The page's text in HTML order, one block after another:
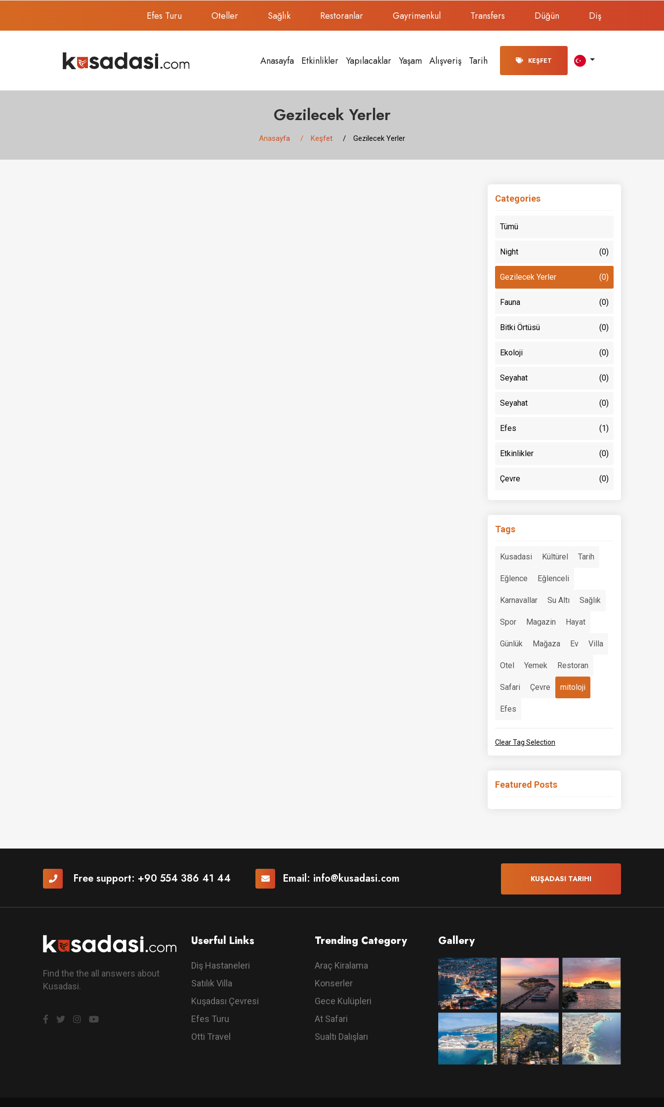
Efes Turu Oteller Sağlık Restoranlar Gayrimenkul Transfers Düğün Diş
Anasayfa Etkinlikler Yapılacaklar Yaşam Alışveriş Tarih KEŞFET
Gezilecek Yerler
Anasayfa Keşfet Gezilecek Yerler
Categories
Tümü
Night (0)
Gezilecek Yerler (0)
Fauna (0)
Bitki Örtüsü (0)
Ekoloji (0)
Seyahat (0)
Seyahat (0)
Efes (1)
Etkinlikler (0)
Çevre (0)
Tags
Kusadasi Kültürel Tarih
Eğlence Eğlenceli
Karnavallar Su Altı Sağlık
Spor Magazin Hayat
Günlük Mağaza Ev Villa
Otel Yemek Restoran
Safari Çevre mitoloji
Efes
Clear Tag Selection
Featured Posts
Free support: +90 554 386 41 44 Email: info@kusadasi.com KUŞADASI TARIHI
Find the the all answers about
Kusadasi.
Userful Links
Diş Hastaneleri
Satılık Villa
Kuşadası Çevresi
Efes Turu
Otti Travel
Trending Category
Araç Kiralama
Konserler
Gece Kulüpleri
At Safari
Sualtı Dalışları
Gallery